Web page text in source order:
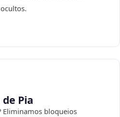
Pia
Eliminamos bloqueios